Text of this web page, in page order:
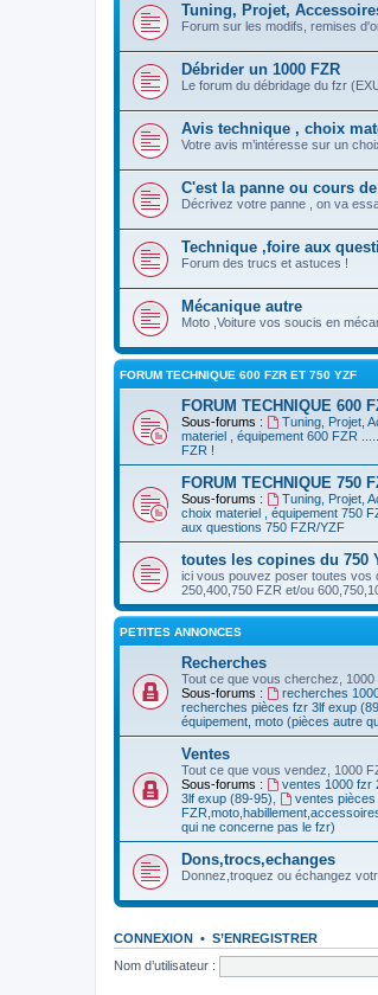
Tuning, Projet,
Forum sur les modifs, remises
Débrider un 1000 FZR
Le forum du débridage du fzr
Avis technique , choix
Votre avis m’intéresse sur un
C'est la panne ou cours
Décrivez votre panne , on va
Technique ,foire aux
Forum des trucs et astuces !
Mécanique autre
Moto ,Voiture vos soucis en
FORUM TECHNIQUE 600 FZR ET 750 YZF
FORUM TECHNIQUE 600
Sous-forums : Tuning, Projet,
materiel , équipement 600 FZR .....
FZR !
FORUM TECHNIQUE 750
Sous-forums : Tuning, Projet,
choix materiel , équipement 750
aux questions 750 FZR/YZF
toutes les copines du 750
ici vous pouvez poser toutes vos
250,400,750 FZR et/ou
PETITES ANNONCES
Recherches
Tout ce que vous cherchez, 1000
Sous-forums :
recherches
recherches pièces fzr 3lf exup
équipement, moto (pièces autre
Ventes
Tout ce que vous vendez, 1000
Sous-forums :
ventes 1000 fzr
3lf exup (89-95)
ventes pièces
qui ne concerne pas le fzr)
Dons,trocs,echanges
Donnez,troquez ou échangez
CONNEXION • S’ENREGISTRER
Nom d’utilisateur :